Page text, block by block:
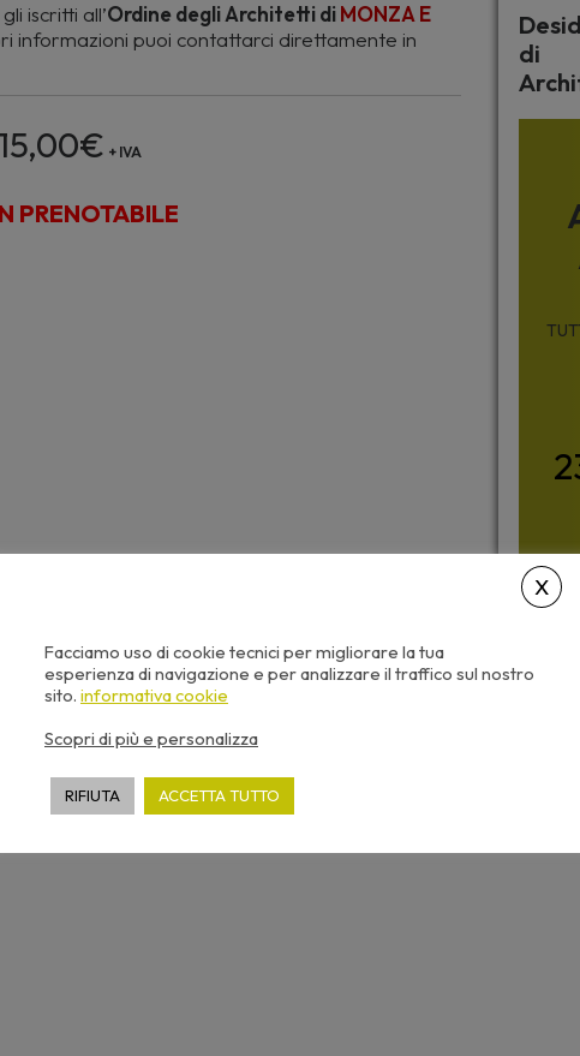
iscritti all’Ordine degli Architetti diMONZA E
informazioni puoi contattarci direttamente in
15,00€ + IVA
PRENOTABILE
di
Facciamo uso di cookie tecnici per migliorare la tua
esperienza di navigazione e per analizzare il traffico sul nostro
sito. informativa cookie
Scopri di più e personalizza
RIFIUTA ACCETTA TUTTO